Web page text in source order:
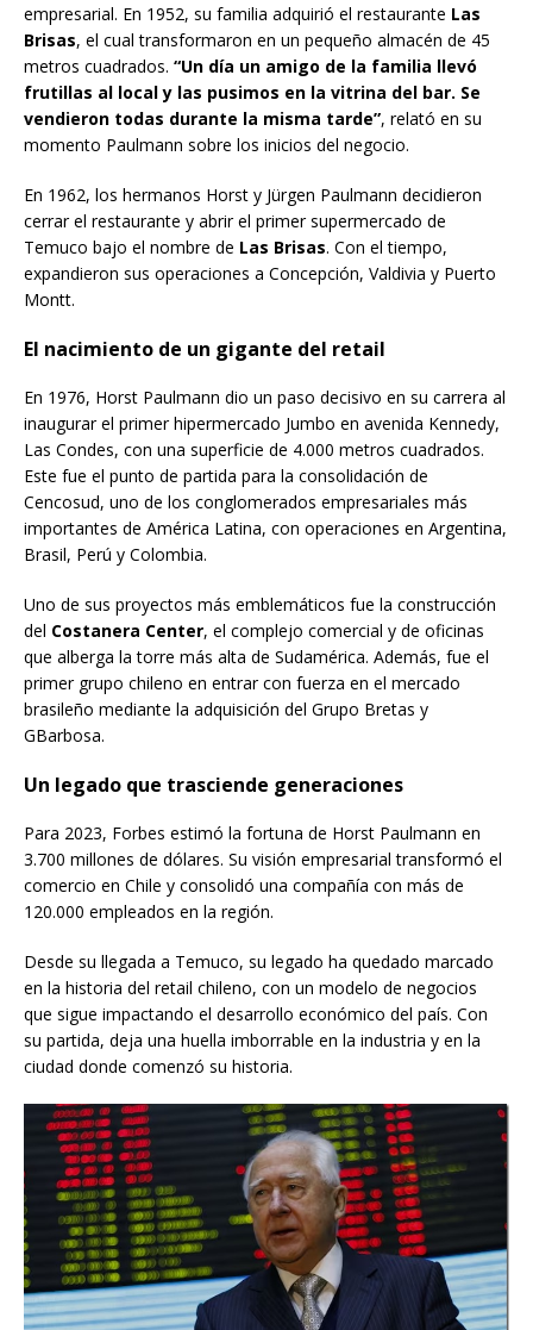
empresarial. En 1952, su familia adquirió el restaurante Las
Brisas, el cual transformaron en un pequeño almacén de 45
metros cuadrados. “Un día un amigo de la familia llevó
frutillas al local y las pusimos en la vitrina del bar. Se
vendieron todas durante la misma tarde”, relató en su
momento Paulmann sobre los inicios del negocio.
En 1962, los hermanos Horst y Jürgen Paulmann decidieron
cerrar el restaurante y abrir el primer supermercado de
Temuco bajo el nombre de Las Brisas. Con el tiempo,
expandieron sus operaciones a Concepción, Valdivia y Puerto
Montt.
El nacimiento de un gigante del retail
En 1976, Horst Paulmann dio un paso decisivo en su carrera al
inaugurar el primer hipermercado Jumbo en avenida Kennedy,
Las Condes, con una superficie de 4.000 metros cuadrados.
Este fue el punto de partida para la consolidación de
Cencosud, uno de los conglomerados empresariales más
importantes de América Latina, con operaciones en Argentina,
Brasil, Perú y Colombia.
Uno de sus proyectos más emblemáticos fue la construcción
del Costanera Center, el complejo comercial y de oficinas
que alberga la torre más alta de Sudamérica. Además, fue el
primer grupo chileno en entrar con fuerza en el mercado
brasileño mediante la adquisición del Grupo Bretas y
GBarbosa.
Un legado que trasciende generaciones
Para 2023, Forbes estimó la fortuna de Horst Paulmann en
3.700 millones de dólares. Su visión empresarial transformó el
comercio en Chile y consolidó una compañía con más de
120.000 empleados en la región.
Desde su llegada a Temuco, su legado ha quedado marcado
en la historia del retail chileno, con un modelo de negocios
que sigue impactando el desarrollo económico del país. Con
su partida, deja una huella imborrable en la industria y en la
ciudad donde comenzó su historia.